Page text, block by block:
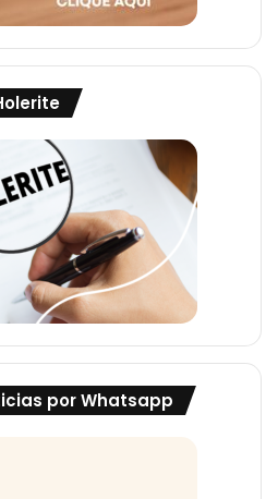
por Whatsapp